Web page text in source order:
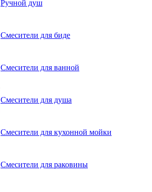
Ручной душ
Смесители для биде
Смесители для ванной
Смесители для душа
Смесители для кухонной мойки
Смесители для раковины